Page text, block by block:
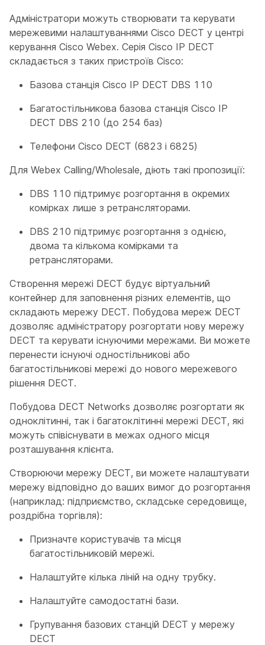
Адміністратори можуть створювати та керувати
мережевими налаштуваннями Cisco DECT у центрі
керування Cisco Webex. Серія Cisco IP DECT
складається з таких пристроїв Cisco:
Базова станція Cisco IP DECT DBS 110
Багатостільникова базова станція Cisco IP
DECT DBS 210 (до 254 баз)
Телефони Cisco DECT (6823 і 6825)
Для Webex Calling/Wholesale, діють такі пропозиції:
DBS 110 підтримує розгортання в окремих
комірках лише з ретрансляторами.
DBS 210 підтримує розгортання з однією,
двома та кількома комірками та
ретрансляторами.
Створення мережі DECT будує віртуальний
контейнер для заповнення різних елементів, що
складають мережу DECT. Побудова мереж DECT
дозволяє адміністратору розгортати нову мережу
DECT та керувати існуючими мережами. Ви можете
перенести існуючі одностільникові або
багатостільникові мережі до нового мережевого
рішення DECT.
Побудова DECT Networks дозволяє розгортати як
одноклітинні, так і багатоклітинні мережі DECT, які
можуть співіснувати в межах одного місця
розташування клієнта.
Створюючи мережу DECT, ви можете налаштувати
мережу відповідно до ваших вимог до розгортання
(наприклад: підприємство, складське середовище,
роздрібна торгівля):
Призначте користувачів та місця
багатостільниковій мережі.
Налаштуйте кілька ліній на одну трубку.
Налаштуйте самодостатні бази.
Групування базових станцій DECT у мережу
DECT